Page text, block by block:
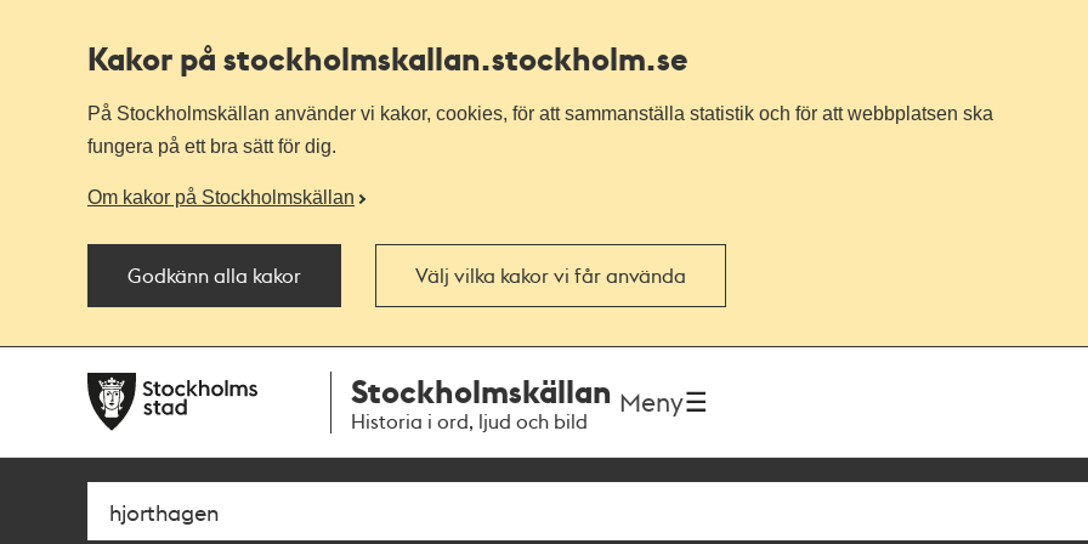
Kakor på stockholmskallan.stockholm.se
På Stockholmskällan använder vi kakor, cookies, för att sammanställa statistik och för att webbplatsen ska
fungera på ett bra sätt för dig.
Om kakor på Stockholmskällan
Godkänn alla kakor Välj vilka kakor vi får använda
navigationen
huvudinnehållet
Stockholmskällan
Historia i ord, ljud och bild
Meny
Sök